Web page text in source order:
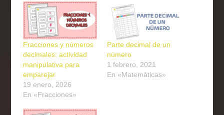
Fracciones y números
decimales: actividad
manipulativa para
emparejar
19 enero, 2026
En «Fracciones»
Parte decimal de un
número
1 febrero, 2021
En «Matemáticas»